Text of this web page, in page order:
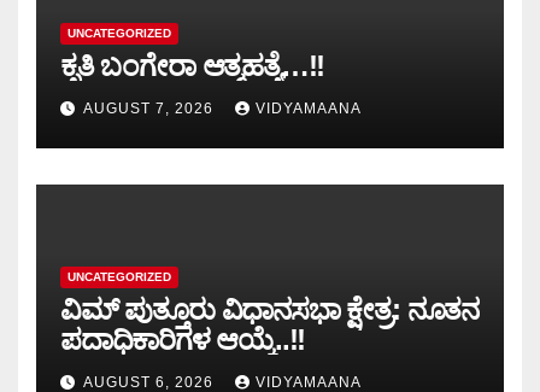
UNCATEGORIZED
ಕೃತಿ ಬಂಗೇರಾ ಆತ್ಮಹತ್ಯೆ…!!
AUGUST 7, 2026 VIDYAMAANA
UNCATEGORIZED
ವಿಮ್ ಪುತ್ತೂರು ವಿಧಾನಸಭಾ ಕ್ಷೇತ್ರ: ನೂತನ
ಪದಾಧಿಕಾರಿಗಳ ಆಯ್ಕೆ..!!
AUGUST 6, 2026 VIDYAMAANA